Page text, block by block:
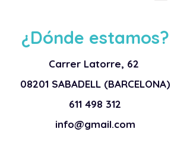
¿Dónde estamos?
Carrer Latorre, 62
08201 SABADELL (BARCELONA)
611 498 312
info@gmail.com